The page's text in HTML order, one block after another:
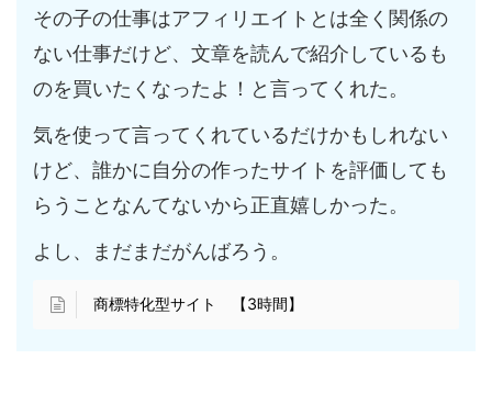
その子の仕事はアフィリエイトとは全く関係の
ない仕事だけど、文章を読んで紹介しているも
のを買いたくなったよ！と言ってくれた。
気を使って言ってくれているだけかもしれない
けど、誰かに自分の作ったサイトを評価しても
らうことなんてないから正直嬉しかった。
よし、まだまだがんばろう。
商標特化型サイト 【3時間】